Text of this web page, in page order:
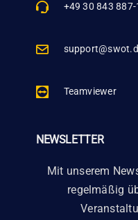
+49 30 843 887-
Teamviewer
NEWSLETTER
Mit unserem
regelmäßig